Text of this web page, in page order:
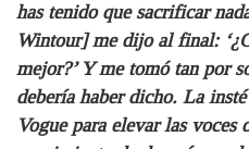
has tenido que sacrificar
Wintour] me dijo al final:
mejor?’ Y me tomó tan por
debería haber dicho. La
Vogue para elevar las voces